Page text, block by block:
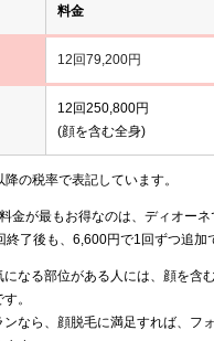
料金
12回79,200円
12回250,800円
(顔を含む全身)
の税率で表記しています。
金が最もお得なのは、ディオーネ
了後も、6,600円で1回ずつ追加
になる部位がある人には、顔を含
。
なら、顔脱毛に満足すれば、フ